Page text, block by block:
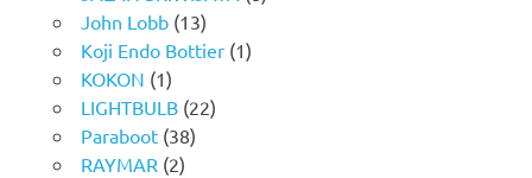
John Lobb(13)
Koji Endo Bottier(1)
KOKON (1)
LIGHTBULB(22)
Paraboot(38)
RAYMAR (2)